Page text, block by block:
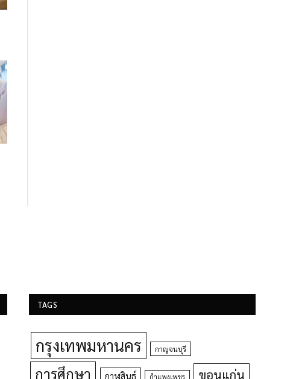
TAGS
กรุงเทพมหานคร กาญจนบุรี
การศึกษา กาฬสินธุ์ กำแพงเพชร ขอนแก่น